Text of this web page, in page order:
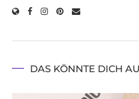
DAS KÖNNTE DICH